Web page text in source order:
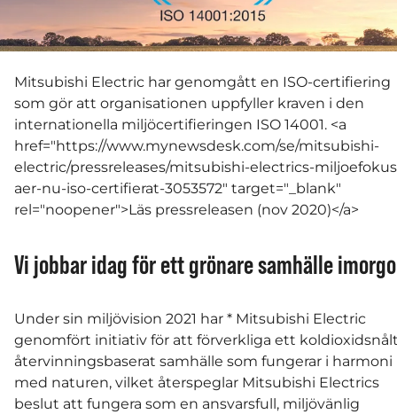
Mitsubishi Electric har genomgått en ISO-certifiering
som gör att organisationen uppfyller kraven i den
internationella miljöcertifieringen ISO 14001. <a
href="https://www.mynewsdesk.com/se/mitsubishi-
electric/pressreleases/mitsubishi-electrics-
aer-nu-iso-certifierat-3053572" target="_blank"
rel="noopener">Läs pressreleasen (nov 2020)</a>
Vi jobbar idag för ett grönare samhälle
Under sin miljövision 2021 har * Mitsubishi Electric
genomfört initiativ för att förverkliga ett
återvinningsbaserat samhälle som fungerar i harmoni
med naturen, vilket återspeglar Mitsubishi Electrics
beslut att fungera som en ansvarsfull, miljövänlig